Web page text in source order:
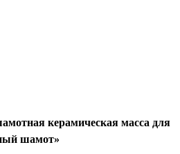
керамическая масса для
шамот»